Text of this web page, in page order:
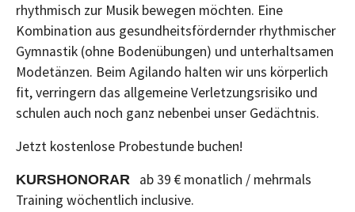
rhythmisch zur Musik bewegen möchten. Eine
Kombination aus gesundheitsfördernder rhythmischer
Gymnastik (ohne Bodenübungen) und unterhaltsamen
Modetänzen. Beim Agilando halten wir uns körperlich
fit, verringern das allgemeine Verletzungsrisiko und
schulen auch noch ganz nebenbei unser Gedächtnis.
Jetzt kostenlose Probestunde buchen!
KURSHONORAR ab 39 € monatlich / mehrmals
Training wöchentlich inclusive.